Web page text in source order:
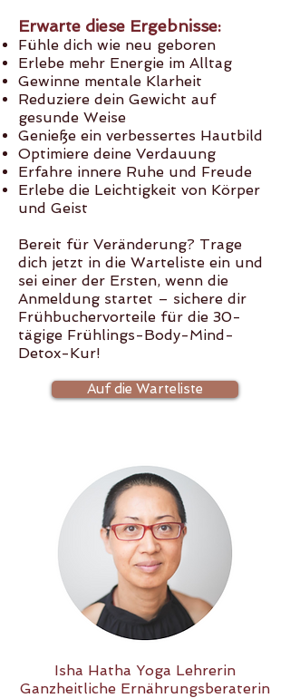
Erwarte diese Ergebnisse:
Fühle dich wie neu geboren
Erlebe mehr Energie im Alltag
Gewinne mentale Klarheit
Reduziere dein Gewicht auf
gesunde Weise
Genieße ein verbessertes Hautbild
Optimiere deine Verdauung
Erfahre innere Ruhe und Freude
Erlebe die Leichtigkeit von Körper
und Geist
Bereit für Veränderung? Trage
dich jetzt in die Warteliste ein und
sei einer der Ersten, wenn die
Anmeldung startet – sichere dir
Frühbuchervorteile für die 30-
tägige Frühlings-Body-Mind-
Detox-Kur!
Auf die Warteliste
Isha Hatha Yoga Lehrerin
Ganzheitliche Ernährungsberaterin